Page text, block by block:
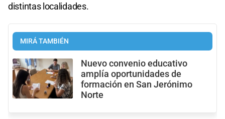
distintas localidades.
MIRÁ TAMBIÉN
Nuevo convenio educativo
amplía oportunidades de
formación en San Jerónimo
Norte